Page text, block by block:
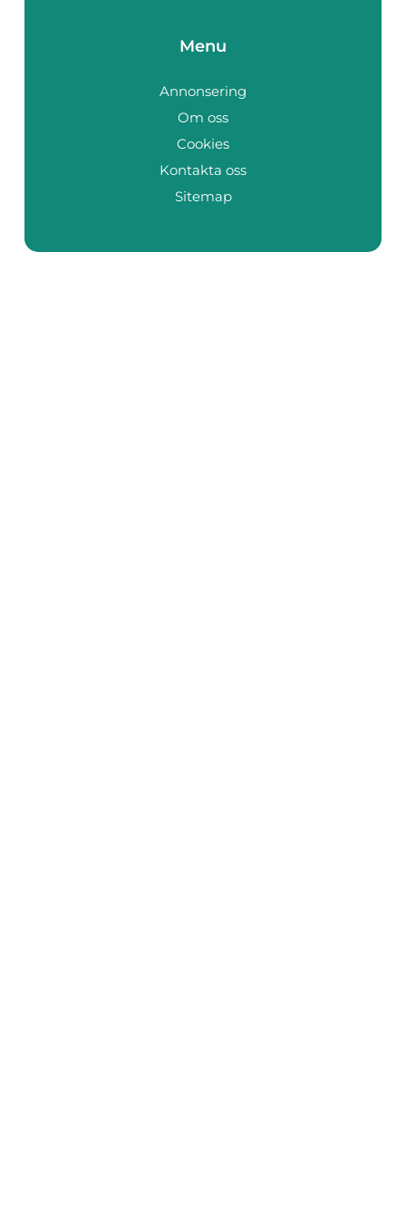
Menu
Annonsering
Om oss
Cookies
Kontakta oss
Sitemap